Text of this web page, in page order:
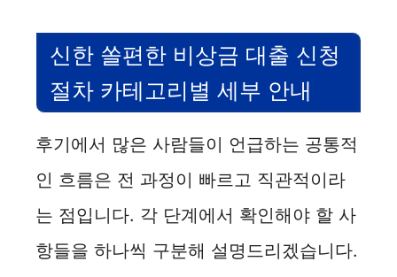
신한 쏠편한 비상금 대출 신청
절차 카테고리별 세부 안내
후기에서 많은 사람들이 언급하는 공통적
인 흐름은 전 과정이 빠르고 직관적이라
는 점입니다. 각 단계에서 확인해야 할 사
항들을 하나씩 구분해 설명드리겠습니다.